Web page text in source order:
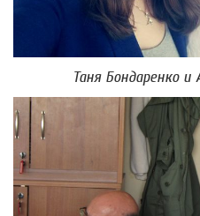
Таня Бондаренко и